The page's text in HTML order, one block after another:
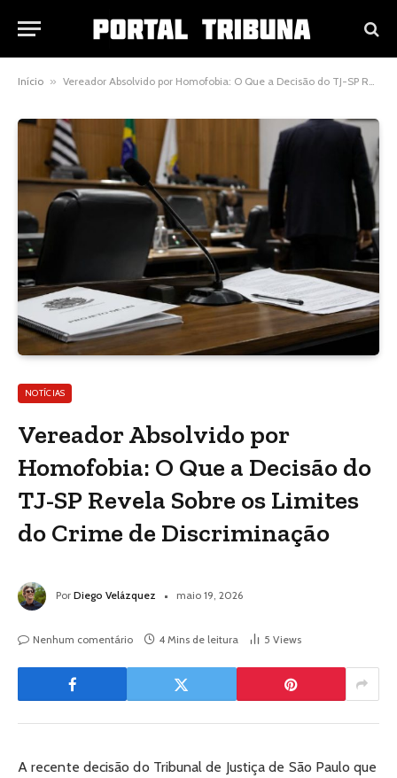
Início » Vereador Absolvido por Homofobia: O Que a Decisão do TJ-SP Revela Sobre os Limites do Crime de Discriminação
NOTÍCIAS
Vereador Absolvido por
Homofobia: O Que a Decisão do
TJ-SP Revela Sobre os Limites
do Crime de Discriminação
Por Diego Velázquez maio 19, 2026
Nenhum comentário 4 Mins de leitura 5 Views
A recente decisão do Tribunal de Justiça de São Paulo que